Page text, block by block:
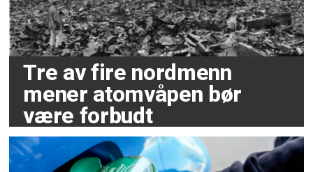
Tre av fire nordmenn
mener atomvåpen bør
være forbudt